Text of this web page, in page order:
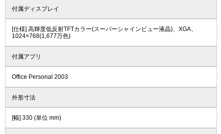
付属ディスプレイ
[仕様] 高輝度低反射TFTカラー(スーパーシャインビュー液晶)、XGA、
1024×768(1,677万色)
付属アプリ
Office Personal 2003
外形寸法
[幅] 330 (単位 mm)